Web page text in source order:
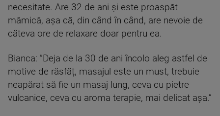
necesitate. Are 32 de ani și este proaspăt
mămică, așa că, din când în când, are nevoie de
câteva ore de relaxare doar pentru ea.
Bianca: ”Deja de la 30 de ani încolo aleg astfel de
motive de răsfăț, masajul este un must, trebuie
neapărat să fie un masaj lung, ceva cu pietre
vulcanice, ceva cu aroma terapie, mai delicat așa.”